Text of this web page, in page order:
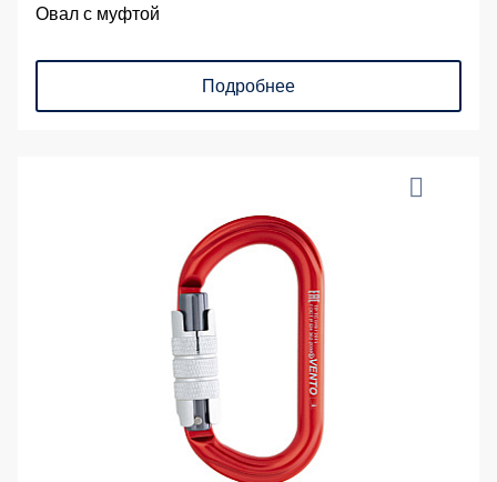
Овал с муфтой
Подробнее